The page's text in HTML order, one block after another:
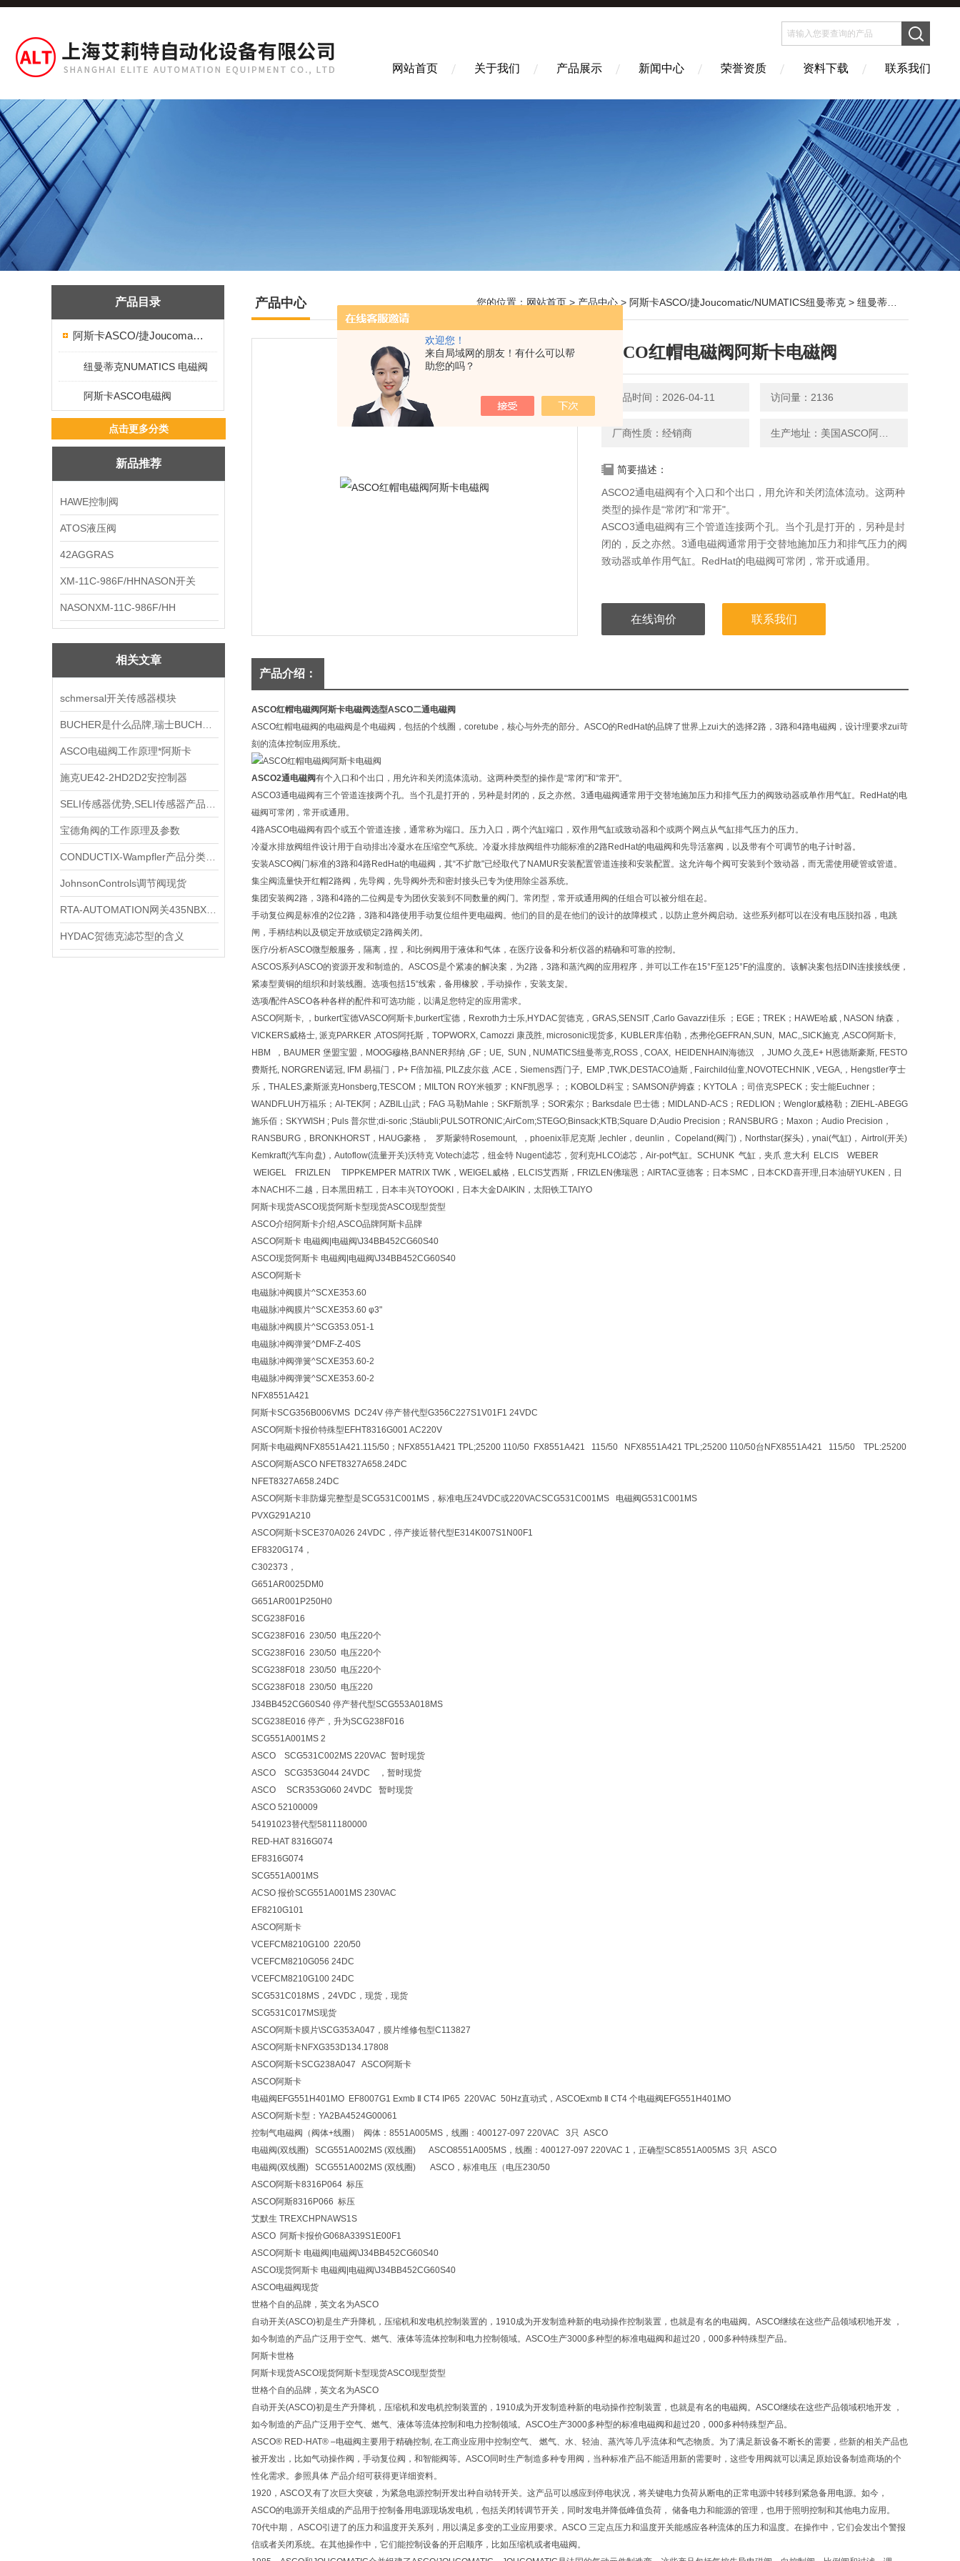
欢迎您！
来自局域网的朋友！有什么可以帮
助您的吗？
网站首页 关于我们 产品展示 新闻中心 荣誉资质 资料下载 联系我们
产品目录
阿斯卡ASCO/捷Joucomatic/NUMATICS纽曼蒂克
纽曼蒂克NUMATICS 电磁阀
阿斯卡ASCO电磁阀
点击更多分类
新品推荐
HAWE控制阀
ATOS液压阀
42AGGRAS
XM-11C-986F/HHNASON开关
NASONXM-11C-986F/HH
相关文章
schmersal开关传感器模块
ASCO电磁阀工作原理*阿斯卡
施克UE42-2HD2D2安控制器
宝德角阀的工作原理及参数
JohnsonControls调节阀现货
HYDAC贺德克滤芯型的含义
产品中心 您的位置： 网站首页 > 产品中心 > 阿斯卡ASCO/捷Joucomatic/NUMATICS纽曼蒂克 > 纽曼蒂克NUMATICS 电磁阀
ASCO红帽电磁阀阿斯卡电磁阀
产品时间：2026-04-11 访问量：2136
厂商性质：经销商
简要描述：
ASCO2通电磁阀有个入口和个出口，用允许和关闭流体流动。这两种
类型的操作是“常闭"和“常开"。
ASCO3通电磁阀有三个管道连接两个孔。当个孔是打开的，另种是封
闭的，反之亦然。3通电磁阀通常用于交替地施加压力和排气压力的阀
致动器或单作用气缸。RedHat的电磁阀可常闭，常开或通用。
在线询价 联系我们
产品介绍：
ASCO红帽电磁阀阿斯卡电磁阀选型ASCO二通电磁阀
ASCO红帽电磁阀的电磁阀是个电磁阀，包括的个线圈，coretube，核心与外壳的部分。ASCO的RedHat的品牌了世界上zui大的选择2路，3路和4路电磁阀，设计理要求zui苛
刻的流体控制应用系统。
ASCO2通电磁阀有个入口和个出口，用允许和关闭流体流动。这两种类型的操作是“常闭"和“常开"。
ASCO3通电磁阀有三个管道连接两个孔。当个孔是打开的，另种是封闭的，反之亦然。3通电磁阀通常用于交替地施加压力和排气压力的阀致动器或单作用气缸。RedHat的电
磁阀可常闭，常开或通用。
4路ASCO电磁阀有四个或五个管道连接，通常称为端口。压力入口，两个汽缸端口，双作用气缸或致动器和个或两个网点从气缸排气压力的压力。
冷凝水排放阀组件设计用于自动排出冷凝水在压缩空气系统。冷凝水排放阀组件功能标准的2路RedHat的电磁阀和先导活塞阀，以及带有个可调节的电子计时器。
安装ASCO阀门标准的3路和4路RedHat的电磁阀，其“不扩散"已经取代了NAMUR安装配置管道连接和安装配置。这允许每个阀可安装到个致动器，而无需使用硬管或管道。
集尘阀流量快开红帽2路阀，先导阀，先导阀外壳和密封接头已专为使用除尘器系统。
集团安装阀2路，3路和4路的二位阀是专为团伙安装到不同数量的阀门。常闭型，常开或通用阀的任组合可以被分组在起。
手动复位阀是标准的2位2路，3路和4路使用手动复位组件更电磁阀。他们的目的是在他们的设计的故障模式，以防止意外阀启动。这些系列都可以在没有电压脱扣器，电跳
闸，手柄结构以及锁定开放或锁定2路阀关闭。
医疗/分析ASCO微型般服务，隔离，捏，和比例阀用于液体和气体，在医疗设备和分析仪器的精确和可靠的控制。
ASCOS系列ASCO的资源开发和制造的。ASCOS是个紧凑的解决案，为2路，3路和蒸汽阀的应用程序，并可以工作在15°F至125°F的温度的。该解决案包括DIN连接接线便，
紧凑型黄铜的组织和封装线圈。选项包括15“线索，备用橡胶，手动操作，安装支架。
选项/配件ASCO各种各样的配件和可选功能，以满足您特定的应用需求。
ASCO阿斯卡, ，burkert宝德VASCO阿斯卡,burkert宝德，Rexroth力士乐,HYDAC贺德克，GRAS,SENSIT ,Carlo Gavazzi佳乐 ；EGE；TREK；HAWE哈威 , NASON 纳森，
VICKERS威格士, 派克PARKER ,ATOS阿托斯，TOPWORX, Camozzi 康茂胜, microsonic现货多, KUBLER库伯勒，杰弗伦GEFRAN,SUN, MAC,,SICK施克 ,ASCO阿斯卡,
HBM ，BAUMER 堡盟宝盟，MOOG穆格,BANNER邦纳 ,GF；UE, SUN , NUMATICS纽曼蒂克,ROSS , COAX, HEIDENHAIN海德汉 ，JUMO 久茂,E+ H恩德斯豪斯, FESTO
费斯托, NORGREN诺冠, IFM 易福门，P+ F倍加福, PILZ皮尔兹 ,ACE，Siemens西门子, EMP ,TWK,DESTACO迪斯 , Fairchild仙童,NOVOTECHNIK , VEGA,，Hengstler亨士
乐，THALES,豪斯派克Honsberg,TESCOM；MILTON ROY米顿罗；KNF凯恩孚；；KOBOLD科宝；SAMSON萨姆森；KYTOLA ；司倍克SPECK；安士能Euchner；
WANDFLUH万福乐；AI-TEK阿；AZBIL山武；FAG 马勒Mahle；SKF斯凯孚；SOR索尔；Barksdale 巴士德；MIDLAND-ACS；REDLION；Wenglor威格勒；ZIEHL-ABEGG
施乐佰；SKYWISH ; Puls 普尔世;di-soric ;Stäubli;PULSOTRONIC;AirCom;STEGO;Binsack;KTB;Square D;Audio Precision；RANSBURG；Maxon；Audio Precision，
RANSBURG，BRONKHORST，HAUG豪格， 罗斯蒙特Rosemount, ，phoenix菲尼克斯 ,lechler，deunlin， Copeland(阀门)，Northstar(探头)，ynai(气缸)， Airtrol(开关)
Kemkraft(汽车向盘)，Autoflow(流量开关)沃特克 Votech滤芯，纽金特 Nugent滤芯，贺利克HLCO滤芯，Air-pot气缸。SCHUNK 气缸，夹爪 意大利 ELCIS WEBER
WEIGEL FRIZLEN TIPPKEMPER MATRIX TWK，WEIGEL威格，ELCIS艾西斯，FRIZLEN佛瑞恩；AIRTAC亚德客；日本SMC，日本CKD喜开理,日本油研YUKEN，日
本NACHI不二越，日本黑田精工，日本丰兴TOYOOKI，日本大金DAIKIN，太阳铁工TAIYO
阿斯卡现货ASCO现货阿斯卡型现货ASCO现型货型
ASCO介绍阿斯卡介绍,ASCO品牌阿斯卡品牌
ASCO阿斯卡 电磁阀|电磁阀\J34BB452CG60S40
ASCO现货阿斯卡 电磁阀|电磁阀\J34BB452CG60S40
ASCO阿斯卡
电磁脉冲阀膜片^SCXE353.60
电磁脉冲阀膜片^SCXE353.60 φ3"
电磁脉冲阀膜片^SCG353.051-1
电磁脉冲阀弹簧^DMF-Z-40S
电磁脉冲阀弹簧^SCXE353.60-2
电磁脉冲阀弹簧^SCXE353.60-2
NFX8551A421
阿斯卡SCG356B006VMS DC24V 停产替代型G356C227S1V01F1 24VDC
ASCO阿斯卡报价特殊型EFHT8316G001 AC220V
阿斯卡电磁阀 NFX8551A421.115/50；NFX8551A421 TPL;25200 110/50 FX8551A421 115/50 NFX8551A421 TPL;25200 110/50台NFX8551A421 115/50 TPL:25200
ASCO阿斯ASCO NFET8327A658.24DC
NFET8327A658.24DC
ASCO阿斯卡非防爆完整型是SCG531C001MS，标准电压24VDC或220VACSCG531C001MS 电磁阀G531C001MS
PVXG291A210
ASCO阿斯卡SCE370A026 24VDC，停产接近替代型E314K007S1N00F1
EF8320G174，
C302373，
G651AR0025DM0
G651AR001P250H0
SCG238F016
SCG238F016 230/50 电压220个
SCG238F016 230/50 电压220个
SCG238F018 230/50 电压220个
SCG238F018 230/50 电压220
J34BB452CG60S40 停产替代型SCG553A018MS
SCG238E016 停产，升为SCG238F016
SCG551A001MS 2
ASCO SCG531C002MS 220VAC 暂时现货
ASCO SCG353G044 24VDC ，暂时现货
ASCO SCR353G060 24VDC 暂时现货
ASCO 52100009
54191023替代型5811180000
RED-HAT 8316G074
EF8316G074
SCG551A001MS
ACSO 报价SCG551A001MS 230VAC
EF8210G101
ASCO阿斯卡
VCEFCM8210G100 220/50
VCEFCM8210G056 24DC
VCEFCM8210G100 24DC
SCG531C018MS，24VDC，现货，现货
SCG531C017MS现货
ASCO阿斯卡膜片\SCG353A047，膜片维修包型C113827
ASCO阿斯卡NFXG353D134.17808
ASCO阿斯卡SCG238A047 ASCO阿斯卡
ASCO阿斯卡
电磁阀 EFG551H401MO EF8007G1 Exmb Ⅱ CT4 IP65 220VAC 50Hz直动式，ASCOExmb Ⅱ CT4 个电磁阀EFG551H401MO
ASCO阿斯卡型：YA2BA4524G00061
控制气电磁阀（阀体+线圈） 阀体：8551A005MS，线圈：400127-097 220VAC 3只 ASCO
电磁阀(双线圈) SCG551A002MS (双线圈) ASCO8551A005MS，线圈：400127-097 220VAC 1，正确型SC8551A005MS 3只 ASCO
电磁阀(双线圈) SCG551A002MS (双线圈) ASCO，标准电压（电压230/50
ASCO阿斯卡8316P064 标压
ASCO阿斯8316P066 标压
艾默生 TREXCHPNAWS1S
ASCO 阿斯卡报价G068A339S1E00F1
ASCO阿斯卡 电磁阀|电磁阀\J34BB452CG60S40
ASCO现货阿斯卡 电磁阀|电磁阀\J34BB452CG60S40
ASCO电磁阀现货
世格个自的品牌，英文名为ASCO
自动开关(ASCO)初是生产升降机，压缩机和发电机控制装置的，1910成为开发制造种新的电动操作控制装置，也就是有名的电磁阀。ASCO继续在这些产品领域积地开发 ，
如今制造的产品广泛用于空气、燃气、液体等流体控制和电力控制领域。ASCO生产3000多种型的标准电磁阀和超过20，000多种特殊型产品。
阿斯卡世格
阿斯卡现货ASCO现货阿斯卡型现货ASCO现型货型
世格个自的品牌，英文名为ASCO
自动开关(ASCO)初是生产升降机，压缩机和发电机控制装置的，1910成为开发制造种新的电动操作控制装置，也就是有名的电磁阀。ASCO继续在这些产品领域积地开发 ，
如今制造的产品广泛用于空气、燃气、液体等流体控制和电力控制领域。ASCO生产3000多种型的标准电磁阀和超过20，000多种特殊型产品。
ASCO® RED-HAT® –电磁阀主要用于精确控制, 在工商业应用中控制空气、 燃气、水、轻油、蒸汽等几乎流体和气态物质。为了满足新设备不断长的需要，些新的相关产品也
被开发出，比如气动操作阀，手动复位阀，和智能阀等。ASCO同时生产制造多种专用阀，当种标准产品不能适用新的需要时，这些专用阀就可以满足原始设备制造商场的个
性化需求。参照具体 产品介绍可获得更详细资料。
1920，ASCO又有了次巨大突破，为紧急电源控制开发出种自动转开关。这产品可以感应到停电状况，将关键电力负荷从断电的正常电源中转移到紧急备用电源。如今，
ASCO的电源开关组成的产品用于控制备用电源现场发电机，包括关闭转调节开关，同时发电并降低峰值负荷， 储备电力和能源的管理，也用于照明控制和其他电力应用。
70代中期， ASCO引进了的压力和温度开关系列，用以满足多变的工业应用要求。ASCO 三定点压力和温度开关能感应各种流体的压力和温度。在操作中，它们会发出个警报
信或者关闭系统。在其他操作中，它们能控制设备的开启顺序，比如压缩机或者电磁阀。